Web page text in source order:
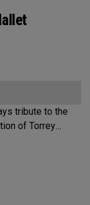
tribute to the
of Torrey
design that